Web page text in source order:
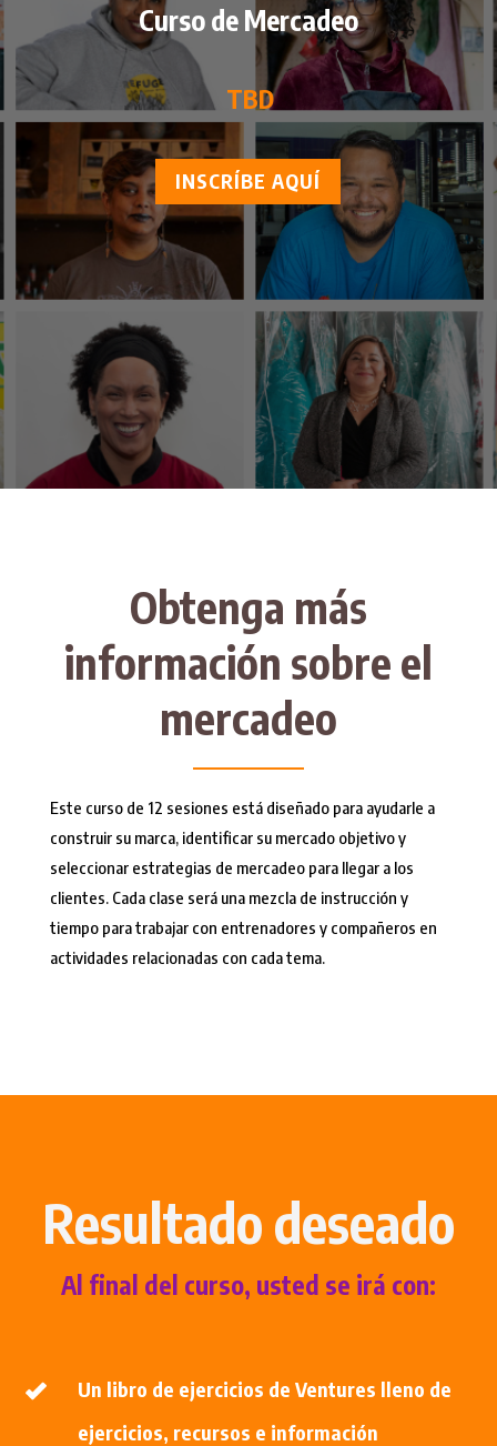
Curso de Mercadeo
TBD
INSCRÍBE AQUÍ
Obtenga más
información sobre el
mercadeo
Este curso de 12 sesiones está diseñado para ayudarle a
construir su marca, identificar su mercado objetivo y
seleccionar estrategias de mercadeo para llegar a los
clientes. Cada clase será una mezcla de instrucción y
tiempo para trabajar con entrenadores y compañeros en
actividades relacionadas con cada tema.
Resultado deseado
Al final del curso, usted se irá con:
Un libro de ejercicios de Ventures lleno de
ejercicios, recursos e información